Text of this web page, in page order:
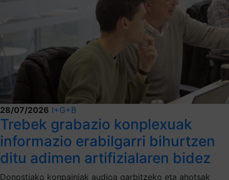
28/07/2026 I+G+B
Trebek grabazio konplexuak
informazio erabilgarri bihurtzen
ditu adimen artifizialaren bidez
Donostiako konpainiak audioa garbitzeko eta ahotsak